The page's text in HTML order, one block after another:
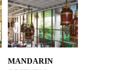
MANDARIN